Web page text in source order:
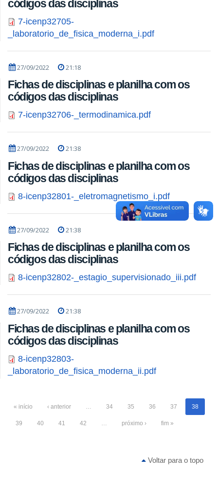
códigos das disciplinas
7-icenp32705-
_laboratorio_de_fisica_moderna_i.pdf
27/09/2022 21:18
Fichas de disciplinas e planilha com os
códigos das disciplinas
7-icenp32706-_termodinamica.pdf
27/09/2022 21:38
Fichas de disciplinas e planilha com os
códigos das disciplinas
8-icenp32801-_eletromagnetismo_i.pdf
27/09/2022 21:38
Fichas de disciplinas e planilha com os
códigos das disciplinas
8-icenp32802-_estagio_supervisionado_iii.pdf
27/09/2022 21:38
Fichas de disciplinas e planilha com os
códigos das disciplinas
8-icenp32803-
_laboratorio_de_fisica_moderna_ii.pdf
« início ‹ anterior 34 35 36 37 38
39 40 41 42 próximo › fim »
Voltar para o topo